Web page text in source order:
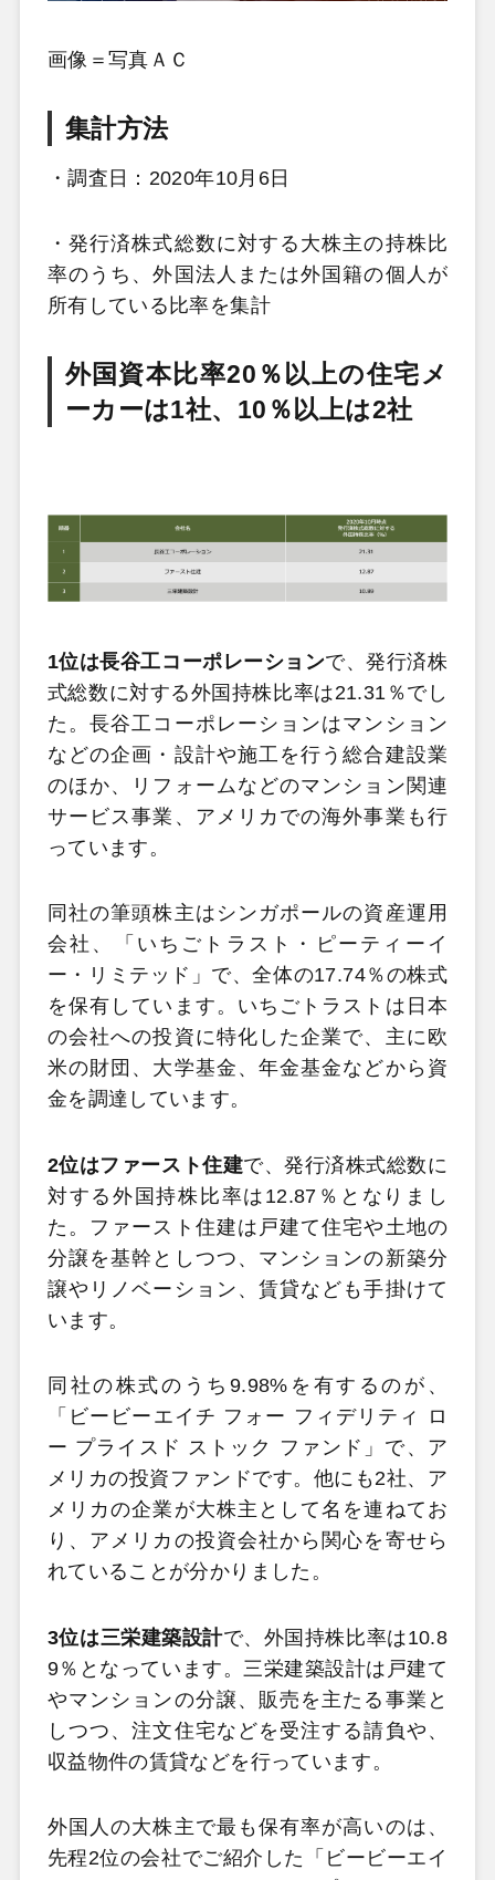
画像＝写真ＡＣ
集計方法
・調査日：2020年10月6日
・発行済株式総数に対する大株主の持株比
率のうち、外国法人または外国籍の個人が
所有している比率を集計
外国資本比率20％以上の住宅メ
ーカーは1社、10％以上は2社
1位は長谷工コーポレーションで、発行済株
式総数に対する外国持株比率は21.31％でし
た。長谷工コーポレーションはマンション
などの企画・設計や施工を行う総合建設業
のほか、リフォームなどのマンション関連
サービス事業、アメリカでの海外事業も行
っています。
同社の筆頭株主はシンガポールの資産運用
会社、「いちごトラスト・ピーティーイ
ー・リミテッド」で、全体の17.74％の株式
を保有しています。いちごトラストは日本
の会社への投資に特化した企業で、主に欧
米の財団、大学基金、年金基金などから資
金を調達しています。
2位はファースト住建で、発行済株式総数に
対する外国持株比率は12.87％となりまし
た。ファースト住建は戸建て住宅や土地の
分譲を基幹としつつ、マンションの新築分
譲やリノベーション、賃貸なども手掛けて
います。
同社の株式のうち9.98%を有するのが、
「ビービーエイチ フォー フィデリティ ロ
ー プライスド ストック ファンド」で、ア
メリカの投資ファンドです。他にも2社、ア
メリカの企業が大株主として名を連ねてお
り、アメリカの投資会社から関心を寄せら
れていることが分かりました。
3位は三栄建築設計で、外国持株比率は10.8
9％となっています。三栄建築設計は戸建て
やマンションの分譲、販売を主たる事業と
しつつ、注文住宅などを受注する請負や、
収益物件の賃貸などを行っています。
外国人の大株主で最も保有率が高いのは、
先程2位の会社でご紹介した「ビービーエイ